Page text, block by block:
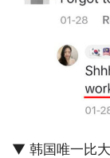
▼ 韩国唯一比